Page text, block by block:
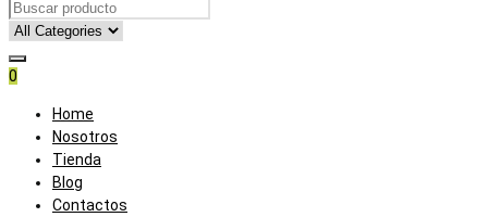
0
Skip
content
Home
Nosotros
Tienda
Blog
Contactos